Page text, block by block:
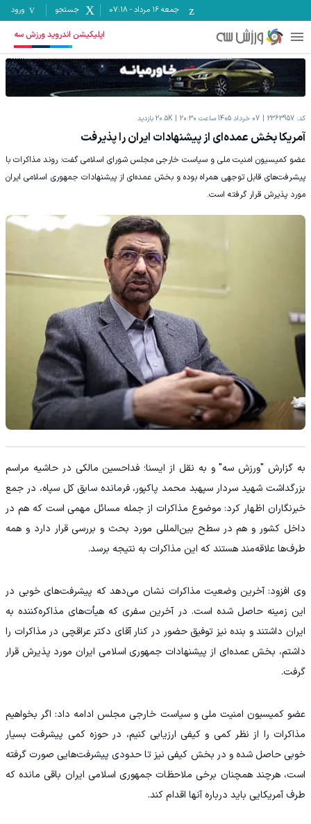
جمعه ۱۶ مرداد -
07:18 جستجو ورود
اپلیکیشن اندروید ورزش سه
کد: 2363957 07 خرداد 1405 ساعت 20:30 20.5K بازدید
آمریکا بخش عمده‌ای از پیشنهادات ایران را پذیرفت
عضو کمیسیون امنیت ملی و سیاست خارجی مجلس شورای اسلامی گفت: روند مذاکرات با
پیشرفت‌های قابل توجهی همراه بوده و بخش عمده‌ای از پیشنهادات جمهوری اسلامی ایران
مورد پذیرش قرار گرفته است.
به گزارش "ورزش سه" و به نقل از ایسنا؛ فداحسین مالکی در حاشیه مراسم
بزرگداشت شهید سردار سپهبد محمد پاکپور، فرمانده سابق کل سپاه، در جمع
خبرنگاران اظهار کرد: موضوع مذاکرات از جمله مسائل مهمی است که هم در
داخل کشور و هم در سطح بین‌المللی مورد بحث و بررسی قرار دارد و همه
طرف‌ها علاقه‌مند هستند که این مذاکرات به نتیجه برسد.
وی افزود: آخرین وضعیت مذاکرات نشان می‌دهد که پیشرفت‌های خوبی در
این زمینه حاصل شده است. در آخرین سفری که هیأت‌های مذاکره‌کننده به
ایران داشتند و بنده نیز توفیق حضور در کنار آقای دکتر عراقچی در مذاکرات را
داشتم، بخش عمده‌ای از پیشنهادات جمهوری اسلامی ایران مورد پذیرش قرار
گرفت.
عضو کمیسیون امنیت ملی و سیاست خارجی مجلس ادامه داد: اگر بخواهیم
مذاکرات را از نظر کمی و کیفی ارزیابی کنیم، در حوزه کمی پیشرفت بسیار
خوبی حاصل شده و در بخش کیفی نیز تا حدودی پیشرفت‌هایی صورت گرفته
است، هرچند همچنان برخی ملاحظات جمهوری اسلامی ایران باقی مانده که
طرف آمریکایی باید درباره آنها اقدام کند.